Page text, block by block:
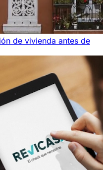
de vivienda antes de